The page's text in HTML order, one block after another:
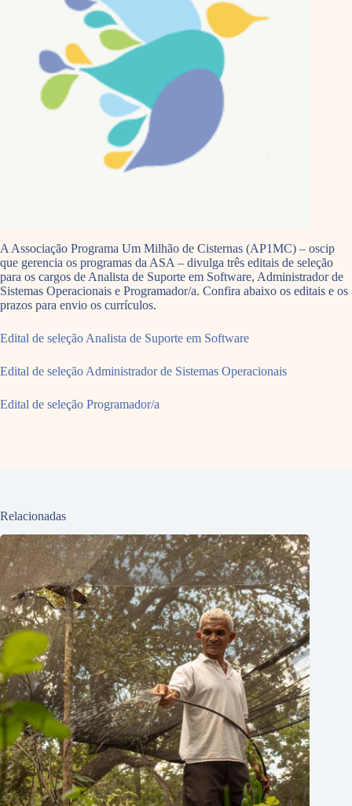
A Associação Programa Um Milhão de Cisternas (AP1MC) – oscip
que gerencia os programas da ASA – divulga três editais de seleção
para os cargos de Analista de Suporte em Software, Administrador de
Sistemas Operacionais e Programador/a. Confira abaixo os editais e os
prazos para envio os currículos.
Edital de seleção Analista de Suporte em Software
Edital de seleção Administrador de Sistemas Operacionais
Edital de seleção Programador/a
Relacionadas